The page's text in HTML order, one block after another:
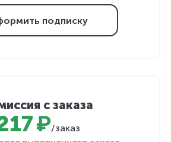
подписку
с заказа
₽/заказ